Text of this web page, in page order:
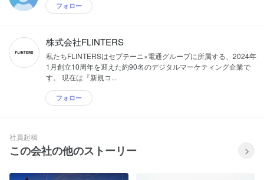
フォロー
株式会社FLINTERS
私たちFLINTERSはセプテーニ×電通グループに所属する、2024年
1月創立10周年を迎えた約90名のデジタルマーケティング企業で
す。 現在は『新規コ...
フォロー
社員起稿
この会社の他のストーリー